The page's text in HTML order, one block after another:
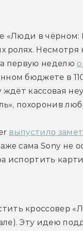
«Люди в чёрном:
ролях. Несмотря
первую неделю
бюджете в
кассовая
похоронив
выпустило
сама Sony не
испортить
кроссовер
Эту идею